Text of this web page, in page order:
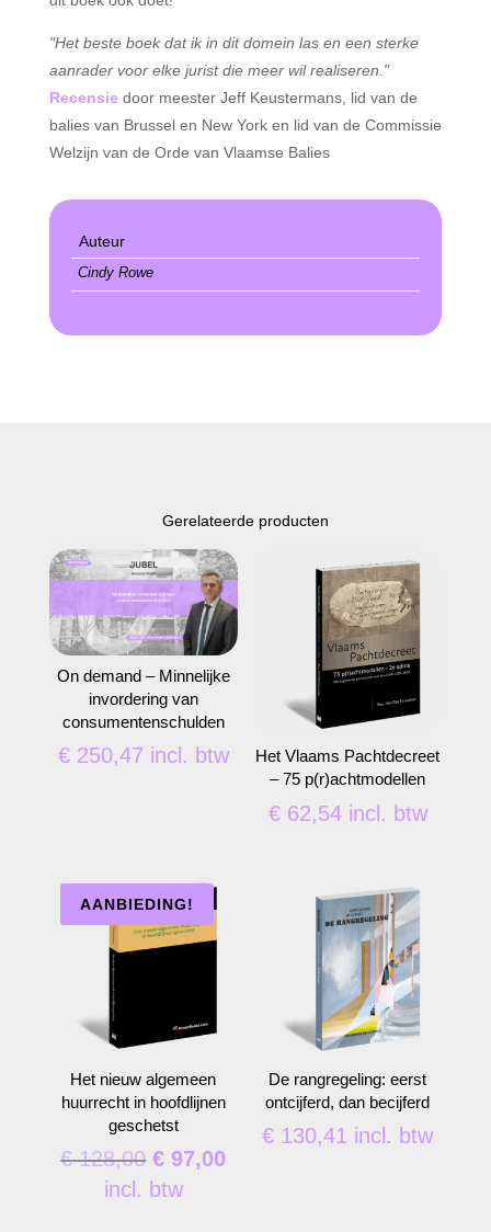
"Het beste boek dat ik in dit domein las en een sterke
aanrader voor elke jurist die meer wil realiseren."
Recensiedoor meester Jeff Keustermans, lid van de
balies van Brussel en New York en lid van de Commissie
Welzijn van de Orde van Vlaamse Balies
Auteur
Cindy Rowe
Gerelateerde producten
On demand – Minnelijke
invordering van
consumentenschulden
€250,47 incl. btw
Het Vlaams Pachtdecreet
– 75 p(r)achtmodellen
€62,54 incl. btw
AANBIEDING!
Het nieuw algemeen
huurrecht in hoofdlijnen
geschetst
€128,00 Oorspronkelijke
prijs
€ 97,00Huidige
incl. btw
De rangregeling: eerst
ontcijferd, dan becijferd
€ 130,41 incl. btw